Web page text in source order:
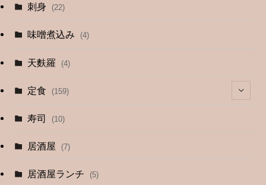
刺身 (22)
味噌煮込み (4)
天麩羅 (4)
定食 (159)
(4)
(9)
寿司 (10)
居酒屋 (7)
居酒屋ランチ (5)